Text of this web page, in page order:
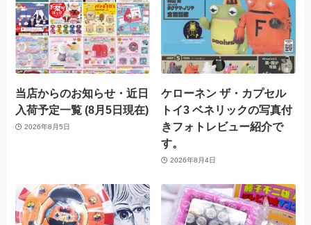
当店からのお知らせ・近日
入荷予定一覧 (8月5日現在)
2026年8月5日
ケローネン ザ・カプセル
トイ3 ベネリックの写真付
きフォトレビュー紹介で
す。
2026年8月4日